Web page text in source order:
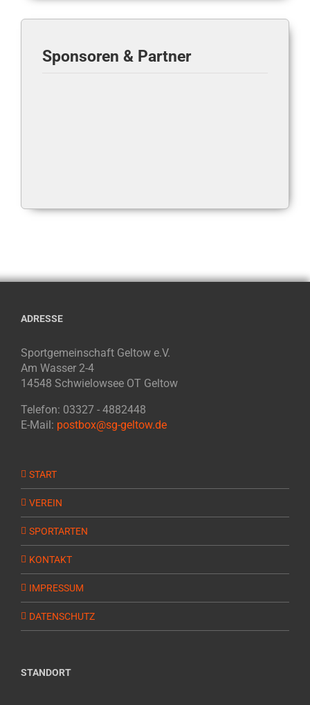
Sponsoren & Partner
ADRESSE
Sportgemeinschaft Geltow e.V.
Am Wasser 2-4
14548 Schwielowsee OT Geltow
Telefon: 03327 - 4882448
E-Mail: postbox@sg-geltow.de
START
VEREIN
SPORTARTEN
KONTAKT
IMPRESSUM
DATENSCHUTZ
STANDORT